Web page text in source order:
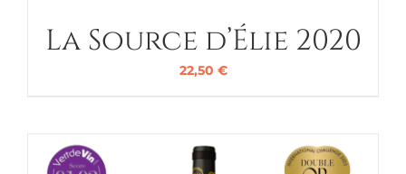
La Source d’Élie 2020
22,50 €